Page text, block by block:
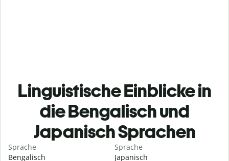
Linguistische Einblicke in
die Bengalisch und
Japanisch Sprachen
Sprache
Bengalisch
Sprache
Japanisch